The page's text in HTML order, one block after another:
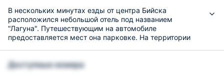
В нескольких минутах езды от центра Бийска
расположился небольшой отель под названием
"Лагуна". Путешествующим на автомобиле
предоставляется мест она парковке. На территории
возможно за дополнительную плату проживание с
Доступные номера